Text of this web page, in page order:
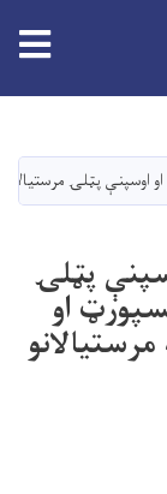
اوسپنې پټلۍ
پټلۍ
او